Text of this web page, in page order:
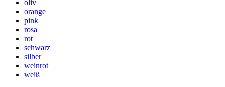
oliv
orange
pink
rosa
rot
schwarz
silber
weinrot
weiß